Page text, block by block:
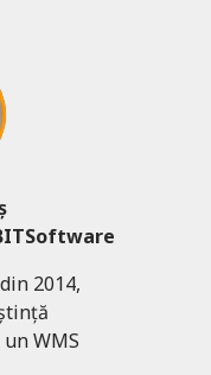
2014,
WMS